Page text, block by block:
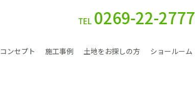
TEL 0269-22-2777
コンセプト 施工事例 土地をお探しの方 ショールーム